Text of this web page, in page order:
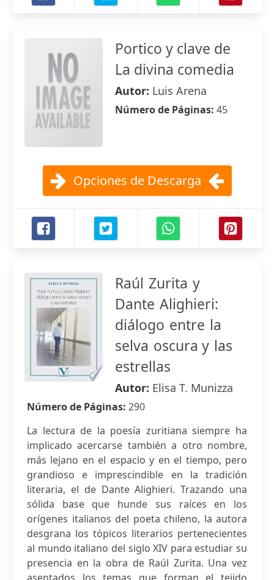
Portico y clave de
La divina comedia
Autor: Luis Arena
Número de Páginas: 45
Opciones de Descarga
Raúl Zurita y
Dante Alighieri:
diálogo entre la
selva oscura y las
estrellas
Autor: Elisa T. Munizza
Número de Páginas: 290
La lectura de la poesía zuritiana siempre ha
implicado acercarse también a otro nombre,
más lejano en el espacio y en el tiempo, pero
grandioso e imprescindible en la tradición
literaria, el de Dante Alighieri. Trazando una
sólida base que hunde sus raíces en los
orígenes italianos del poeta chileno, la autora
desgrana los tópicos literarios pertenecientes
al mundo italiano del siglo XIV para estudiar su
presencia en la obra de Raúl Zurita. Una vez